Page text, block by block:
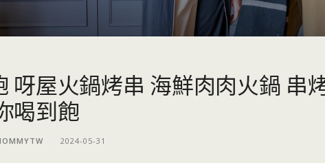
呀屋火鍋烤串 海鮮肉肉火鍋 串
喝到飽
2024-05-31